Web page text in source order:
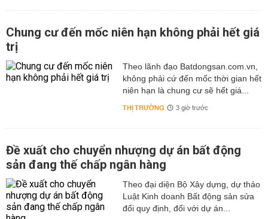
Chung cư đến mốc niên hạn không phải hết giá
trị
Theo lãnh đạo Batdongsan.com.vn,
không phải cứ đến mốc thời gian hết
niên hạn là chung cư sẽ hết giá...
THỊ TRƯỜNG 3 giờ trước
Đề xuất cho chuyển nhượng dự án bất động
sản đang thế chấp ngân hàng
Theo đại diện Bộ Xây dựng, dự thảo
Luật Kinh doanh Bất động sản sửa
đổi quy định, đối với dự án...